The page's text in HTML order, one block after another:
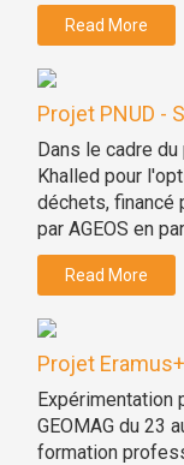
Read More
Projet PNUD -
Dans le cadre
Khalled pour
déchets, financé
par AGEOS en
Read More
Projet
Expérimentation
GEOMAG du 23
formation